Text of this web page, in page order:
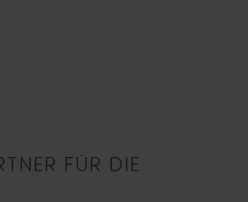
FÜR DIE